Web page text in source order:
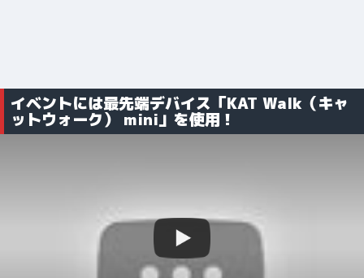
イベントには最先端デバイス「KAT Walk（キャ
ットウォーク） mini」を使用！